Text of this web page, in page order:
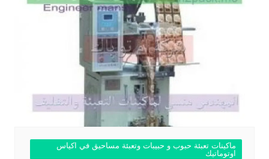
ماكينات تعبئة حبوب و حبيبات وتعبئة مساحيق في اكياس
اوتوماتيك